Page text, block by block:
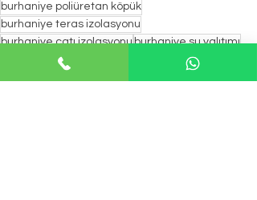
burhaniye poliüretan köpük
burhaniye teras izolasyonu
burhaniye çatı izolasyonuburhaniye su yalıtımı
burhaniye ısı yalıtımı